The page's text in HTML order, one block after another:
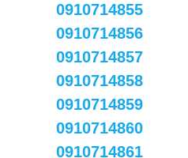
0910714855
0910714856
0910714857
0910714858
0910714859
0910714860
0910714861